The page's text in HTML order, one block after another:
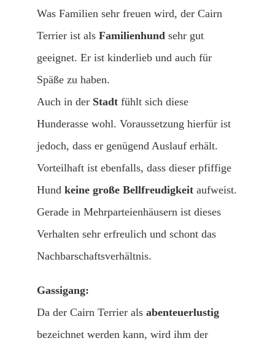
Was Familien sehr freuen wird, der Cairn
Terrier ist als Familienhund sehr gut
geeignet. Er ist kinderlieb und auch für
Späße zu haben.
Auch in der Stadt fühlt sich diese
Hunderasse wohl. Voraussetzung hierfür ist
jedoch, dass er genügend Auslauf erhält.
Vorteilhaft ist ebenfalls, dass dieser pfiffige
Hund keine große Bellfreudigkeit aufweist.
Gerade in Mehrparteienhäusern ist dieses
Verhalten sehr erfreulich und schont das
Nachbarschaftsverhältnis.
Gassigang:
Da der Cairn Terrier als abenteuerlustig
bezeichnet werden kann, wird ihm der